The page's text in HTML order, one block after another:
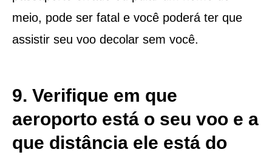
meio, pode ser fatal e você poderá ter que
assistir seu voo decolar sem você.
9. Verifique em que
aeroporto está o seu voo e a
que distância ele está do